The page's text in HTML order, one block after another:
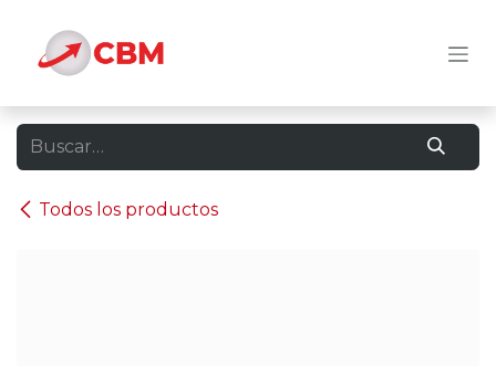
Todos los productos